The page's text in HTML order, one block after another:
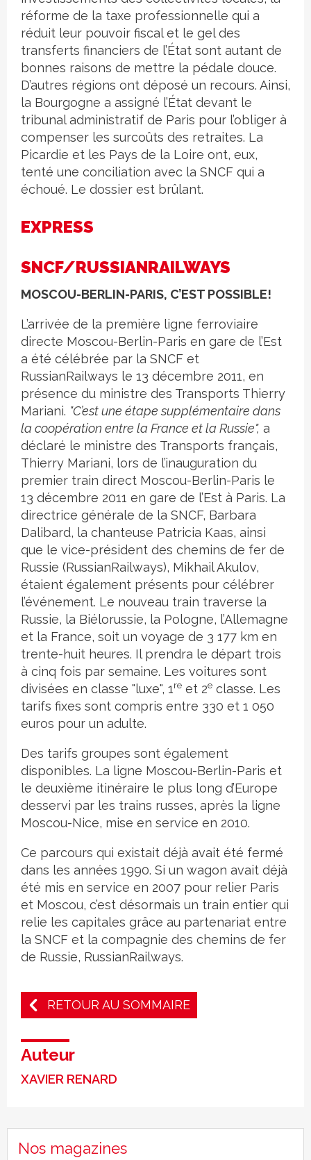
réforme de la taxe professionnelle qui a
réduit leur pouvoir fiscal et le gel des
transferts financiers de l’État sont autant de
bonnes raisons de mettre la pédale douce.
D’autres régions ont déposé un recours. Ainsi,
la Bourgogne a assigné l’État devant le
tribunal administratif de Paris pour l’obliger à
compenser les surcoûts des retraites. La
Picardie et les Pays de la Loire ont, eux,
tenté une conciliation avec la SNCF qui a
échoué. Le dossier est brûlant.
EXPRESS
SNCF/RUSSIANRAILWAYS
MOSCOU-BERLIN-PARIS, C’EST POSSIBLE!
L’arrivée de la première ligne ferroviaire
directe Moscou-Berlin-Paris en gare de l’Est
a été célébrée par la SNCF et
RussianRailways le 13 décembre 2011, en
présence du ministre des Transports Thierry
Mariani. "C’est une étape supplémentaire dans
la coopération entre la France et la Russie", a
déclaré le ministre des Transports français,
Thierry Mariani, lors de l’inauguration du
premier train direct Moscou-Berlin-Paris le
13 décembre 2011 en gare de l’Est à Paris. La
directrice générale de la SNCF, Barbara
Dalibard, la chanteuse Patricia Kaas, ainsi
que le vice-président des chemins de fer de
Russie (RussianRailways), Mikhail Akulov,
étaient également présents pour célébrer
l’événement. Le nouveau train traverse la
Russie, la Biélorussie, la Pologne, l’Allemagne
et la France, soit un voyage de 3 177 km en
trente-huit heures. Il prendra le départ trois
à cinq fois par semaine. Les voitures sont
divisées en classe "luxe", 1re et 2e classe. Les
tarifs fixes sont compris entre 330 et 1 050
euros pour un adulte.
Des tarifs groupes sont également
disponibles. La ligne Moscou-Berlin-Paris et
le deuxième itinéraire le plus long d’Europe
desservi par les trains russes, après la ligne
Moscou-Nice, mise en service en 2010.
Ce parcours qui existait déjà avait été fermé
dans les années 1990. Si un wagon avait déjà
été mis en service en 2007 pour relier Paris
et Moscou, c’est désormais un train entier qui
relie les capitales grâce au partenariat entre
la SNCF et la compagnie des chemins de fer
de Russie, RussianRailways.
RETOUR AU SOMMAIRE
Auteur
XAVIER RENARD
Nos magazines